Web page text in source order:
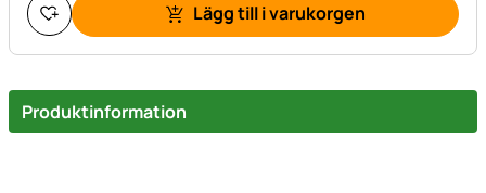
Lägg till i varukorgen
Produktinformation